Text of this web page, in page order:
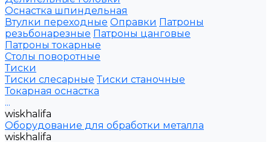
Оснастка шпиндельная
Втулки переходные Оправки Патроны
резьбонарезные Патроны цанговые
Патроны токарные
Столы поворотные
Тиски
Тиски слесарные Тиски станочные
Токарная оснастка
...
wiskhalifa
Оборудование для обработки металла
wiskhalifa